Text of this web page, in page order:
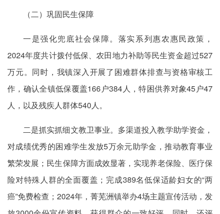
（二）巩固民生保障
一是强化兜底社会保障。落实系列惠农惠民政策，
2024年度共计拨付低保、农田地力补助等民生资金超过527
万元。同时，我镇深入开展了困难群体排查与资格审核工
作，确认全镇低保覆盖166户384人，特困供养对象45户47
人，以及残疾人群体540人。
二是抓实抓细文教卫事业。多渠道投入教学助学资金，
对成绩优秀的困难学生发放5万余元助学金，推动教育事业
繁荣发展；民生保障方面成效显著，实现养老保险、医疗保
险对特殊人群的全面覆盖；完成389名低保适龄妇女的“两
癌”免费检查；2024年，菁芜洲镇举办4场主题宣传活动，发